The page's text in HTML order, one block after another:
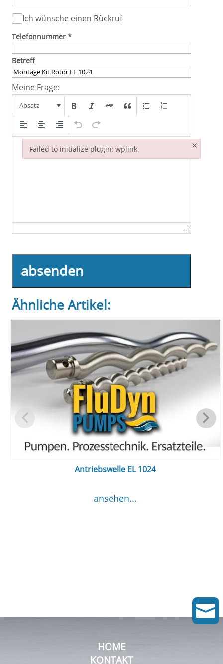
Ich wünsche einen Rückruf
Telefonnummer *
Betreff
Meine Frage:
Absatz
absenden
Ähnliche Artikel:
Antriebswelle EL 1024
ansehen...
HOME
KONTAKT

Failed to initialize plugin: wplink ×
Failed to initialize plugin: wplink